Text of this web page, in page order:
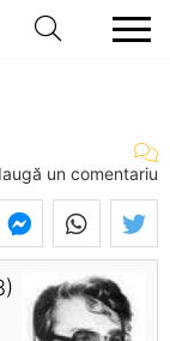
un comentariu